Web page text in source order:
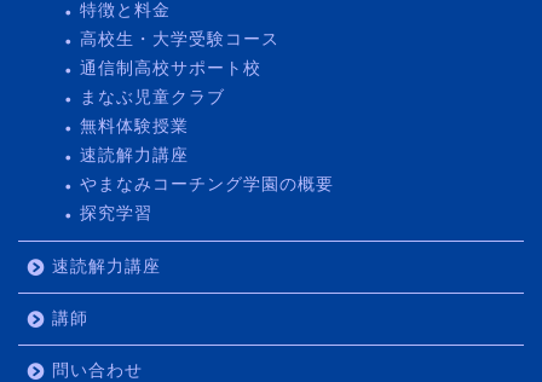
特徴と料金
高校生・大学受験コース
通信制高校サポート校
まなぶ児童クラブ
無料体験授業
速読解力講座
やまなみコーチング学園の概要
探究学習
速読解力講座
講師
問い合わせ